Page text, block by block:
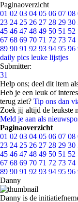
Paginaoverzicht
01 02 03 04 05 06 07 08
23 24 25 26 27 28 29 30
45 46 47 48 49 50 51 52
67 68 69 70 71 72 73 74
89 90 91 92 93 94 95 96
daily pics leuke lijstjes
Submitter:
31
Help ons; deel dit item
Heb je een leuk of
terug ziet? Tip ons dan
Zoek jij altijd de leukste
Meld je aan als
Paginaoverzicht
01 02 03 04 05 06 07 08
23 24 25 26 27 28 29 30
45 46 47 48 49 50 51 52
67 68 69 70 71 72 73 74
89 90 91 92 93 94 95 96
Danny
Danny is de